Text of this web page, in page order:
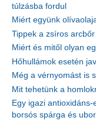
túlzásba fordul
Miért együnk
Tippek a zsíros
Miért és mitől olyan
Hőhullámok esetén
Még a vérnyomást is
Mit tehetünk a
Egy igazi
borsós spárga és